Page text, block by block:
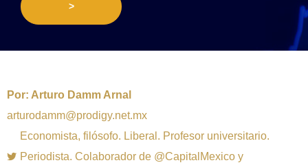
>
Por: Arturo Damm Arnal
arturodamm@prodigy.net.mx
Economista, filósofo. Liberal. Profesor universitario.
Periodista. Colaborador de @CapitalMexico y